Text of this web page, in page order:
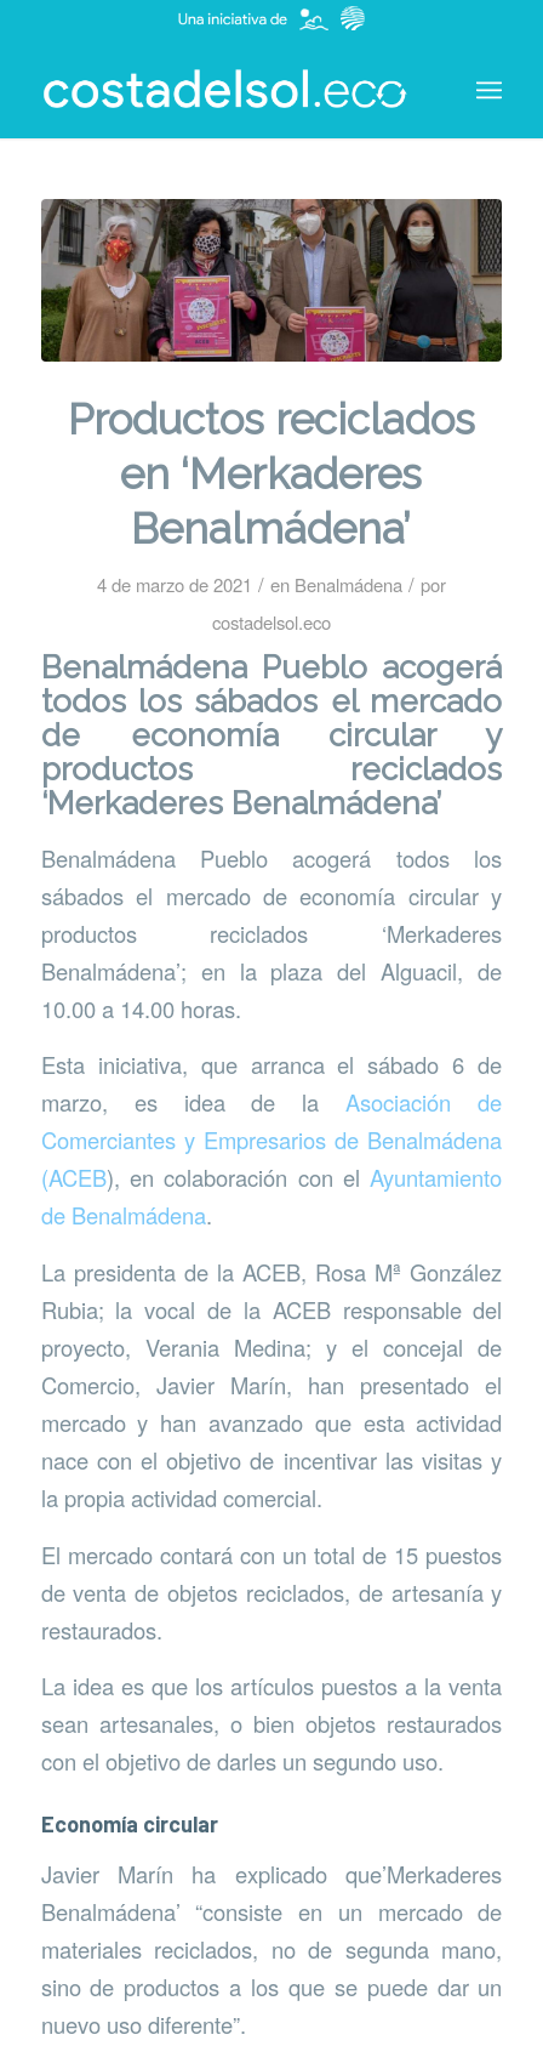
Productos reciclados
en ‘Merkaderes
Benalmádena’
4 de marzo de 2021 / en Benalmádena / por
costadelsol.eco
Benalmádena Pueblo acogerá
todos los sábados el mercado
de economía circular y
productos reciclados
‘Merkaderes Benalmádena’
Benalmádena Pueblo acogerá todos los
sábados el mercado de economía circular y
productos reciclados ‘Merkaderes
Benalmádena’; en la plaza del Alguacil, de
10.00 a 14.00 horas.
Esta iniciativa, que arranca el sábado 6 de
marzo, es idea de laAsociación de
Comerciantes y Empresarios de Benalmádena
(ACEB), en colaboración con elAyuntamiento
de Benalmádena.
La presidenta de la ACEB, Rosa Mª González
Rubia; la vocal de la ACEB responsable del
proyecto, Verania Medina; y el concejal de
Comercio, Javier Marín, han presentado el
mercado y han avanzado que esta actividad
nace con el objetivo de incentivar las visitas y
la propia actividad comercial.
El mercado contará con un total de 15 puestos
de venta de objetos reciclados, de artesanía y
restaurados.
La idea es que los artículos puestos a la venta
sean artesanales, o bien objetos restaurados
con el objetivo de darles un segundo uso.
Economía circular
Javier Marín ha explicado que’Merkaderes
Benalmádena’ “consiste en un mercado de
materiales reciclados, no de segunda mano,
sino de productos a los que se puede dar un
nuevo uso diferente”.